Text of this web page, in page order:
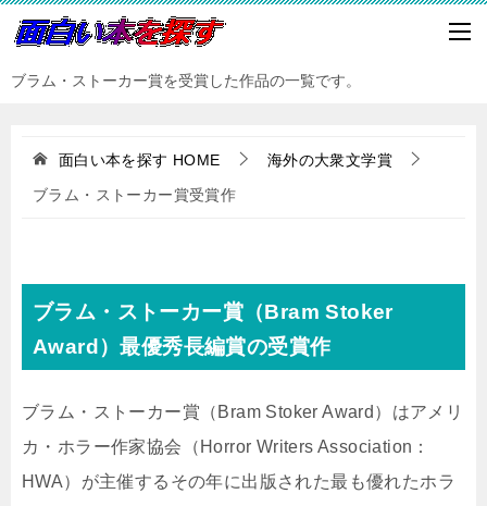
ブラム・ストーカー賞を受賞した作品の一覧です。
面白い本を探す HOME
海外の大衆文学賞
ブラム・ストーカー賞受賞作
ブラム・ストーカー賞（Bram Stoker
Award）最優秀長編賞の受賞作
ブラム・ストーカー賞（Bram Stoker Award）はアメリ
カ・ホラー作家協会（Horror Writers Association：
HWA）が主催するその年に出版された最も優れたホラ